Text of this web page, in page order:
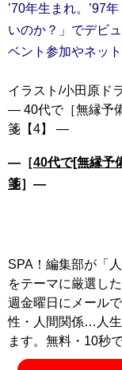
’70年生まれ。’97
いのか？」でデビ
ベント参加やネッ
イラスト/小田原ド
― 40代で［無縁予
―［40代で[無縁予
箋］―
SPA！編集部が「
をテーマに厳選し
週金曜日にメール
性・人間関係…人生
ます。無料・10秒